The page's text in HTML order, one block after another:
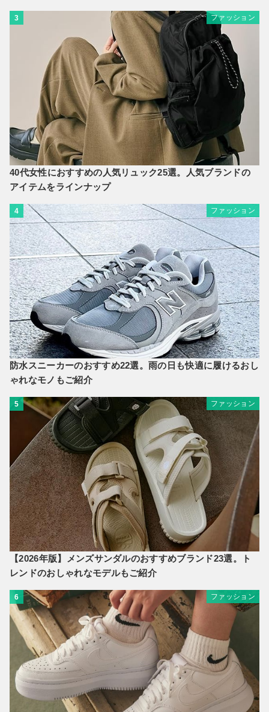
3 ファッション
40代女性におすすめの人気リュック25選。人気ブランドの
アイテムをラインナップ
4 ファッション
防水スニーカーのおすすめ22選。雨の日も快適に履けるおし
ゃれなモノもご紹介
5 ファッション
【2026年版】メンズサンダルのおすすめブランド23選。ト
レンドのおしゃれなモデルもご紹介
6 ファッション